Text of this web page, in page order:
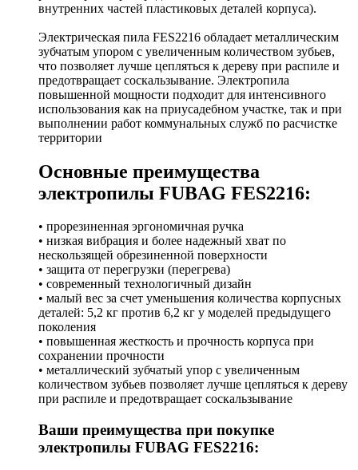
внутренних частей пластиковых деталей корпуса).
Электрическая пила FES2216 обладает металлическим
зубчатым упором с увеличенным количеством зубьев,
что позволяет лучше цепляться к дереву при распиле и
предотвращает соскальзывание. Электропила
повышенной мощности подходит для интенсивного
использования как на приусадебном участке, так и при
выполнении работ коммунальных служб по расчистке
территории
Основные преимущества
электропилы FUBAG FES2216:
• прорезиненная эргономичная ручка
• низкая вибрация и более надежный хват по
нескользящей обрезиненной поверхности
• защита от перегрузки (перегрева)
• современный технологичный дизайн
• малый вес за счет уменьшения количества корпусных
деталей: 5,2 кг против 6,2 кг у моделей предыдущего
поколения
• повышенная жесткость и прочность корпуса при
сохранении прочности
• металлический зубчатый упор с увеличенным
количеством зубьев позволяет лучше цепляться к дереву
при распиле и предотвращает соскальзывание
Ваши преимущества при покупке
электропилы FUBAG FES2216: